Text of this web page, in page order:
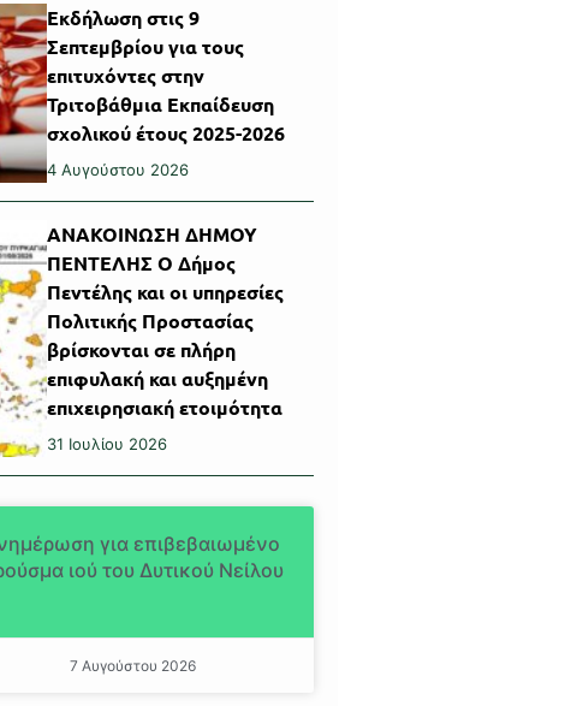
Εκδήλωση στις 9
Σεπτεμβρίου για τους
επιτυχόντες στην
Τριτοβάθμια Εκπαίδευση
σχολικού έτους 2025-2026
4 Αυγούστου 2026
ΑΝΑΚΟΙΝΩΣΗ ΔΗΜΟΥ
ΠΕΝΤΕΛΗΣ Ο Δήμος
Πεντέλης και οι υπηρεσίες
Πολιτικής Προστασίας
βρίσκονται σε πλήρη
επιφυλακή και αυξημένη
επιχειρησιακή ετοιμότητα
31 Ιουλίου 2026
για επιβεβαιωμένο
ιού του Δυτικού Νείλου
7 Αυγούστου 2026